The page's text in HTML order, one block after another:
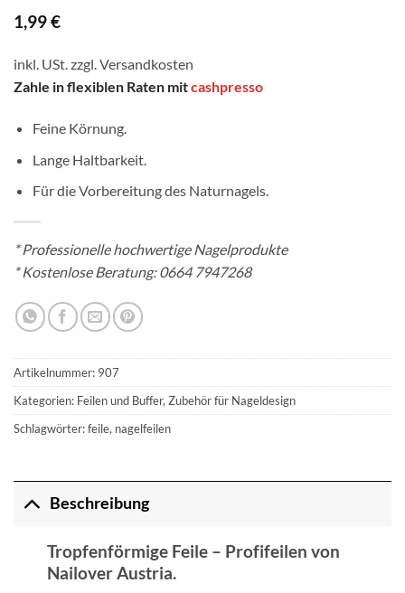
1,99€
inkl. USt. zzgl.Versandkosten
Zahle in flexiblen Raten mitcashpresso
Feine Körnung.
Lange Haltbarkeit.
Für die Vorbereitung des Naturnagels.
*Professionelle hochwertige Nagelprodukte
* Kostenlose Beratung:0664 7947268
Artikelnummer: 907
Kategorien: Feilen und Buffer, Zubehör für Nageldesign
Schlagwörter:feile, nagelfeilen
Beschreibung
Tropfenförmige Feile – Profifeilen von
Nailover Austria.